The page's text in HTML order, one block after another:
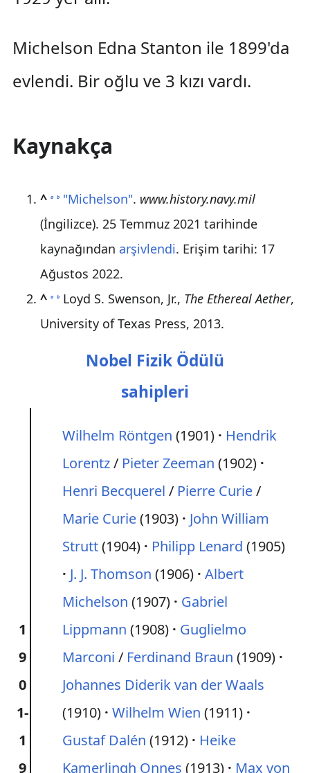
Michelson Edna Stanton ile 1899'da
evlendi. Bir oğlu ve 3 kızı vardı.
Kaynakça
^ a b "Michelson". www.history.navy.mil
(İngilizce). 25 Temmuz 2021 tarihinde
kaynağından arşivlendi. Erişim tarihi: 17
Ağustos 2022.
^ a b Loyd S. Swenson, Jr., The Ethereal Aether,
University of Texas Press, 2013.
Nobel Fizik Ödülü
sahipleri
1
9
0
1-
1
9
Wilhelm Röntgen (1901)
Hendrik
Lorentz/ Pieter Zeeman (1902)
Henri Becquerel / Pierre Curie/
Marie Curie(1903)
John William
Strutt(1904) Philipp Lenard (1905)
J. J. Thomson (1906) Albert
Michelson (1907)
Gabriel
Lippmann (1908)
Guglielmo
Marconi / Ferdinand Braun (1909)
Johannes Diderik van der Waals
(1910) Wilhelm Wien (1911)
Gustaf Dalén (1912)
Heike
Kamerlingh Onnes (1913)
Max von